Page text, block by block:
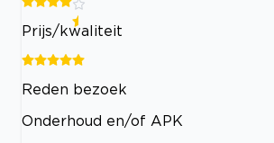
Prijs/kwaliteit
Reden bezoek
Onderhoud en/of APK